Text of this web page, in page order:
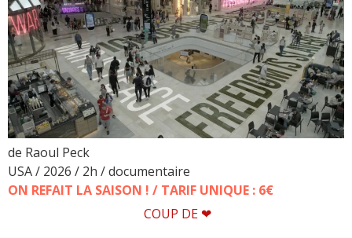
de Raoul Peck
USA / 2026 / 2h / documentaire
ON REFAIT LA SAISON ! / TARIF UNIQUE : 6€
COUP DE ❤